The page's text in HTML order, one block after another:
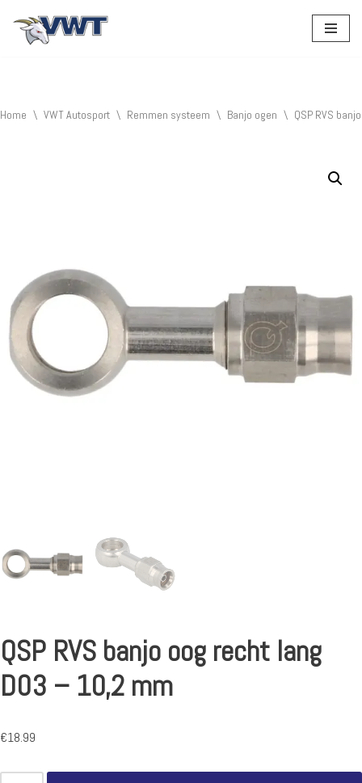
Home \ VWT Autosport \ Remmen systeem \ Banjo ogen \ QSP RVS
QSP RVS banjo oog recht lang
D03 – 10,2 mm
€18.99